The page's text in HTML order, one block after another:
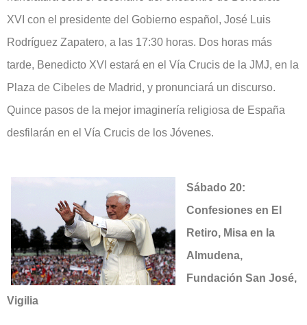
XVI con el presidente del Gobierno español, José Luis
Rodríguez Zapatero, a las 17:30 horas. Dos horas más
tarde, Benedicto XVI estará en el Vía Crucis de la JMJ, en la
Plaza de Cibeles de Madrid, y pronunciará un discurso.
Quince pasos de la mejor imaginería religiosa de España
desfilarán en el Vía Crucis de los Jóvenes.
Sábado 20:
Confesiones en El
Retiro, Misa en la
Almudena,
Fundación San José,
Vigilia